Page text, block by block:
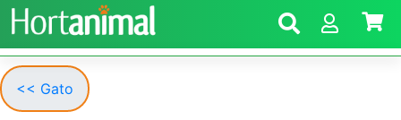
<< Gato